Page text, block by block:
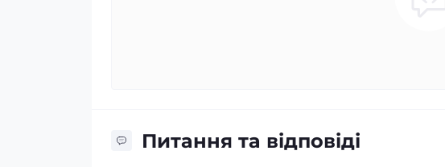
Питання та відповіді